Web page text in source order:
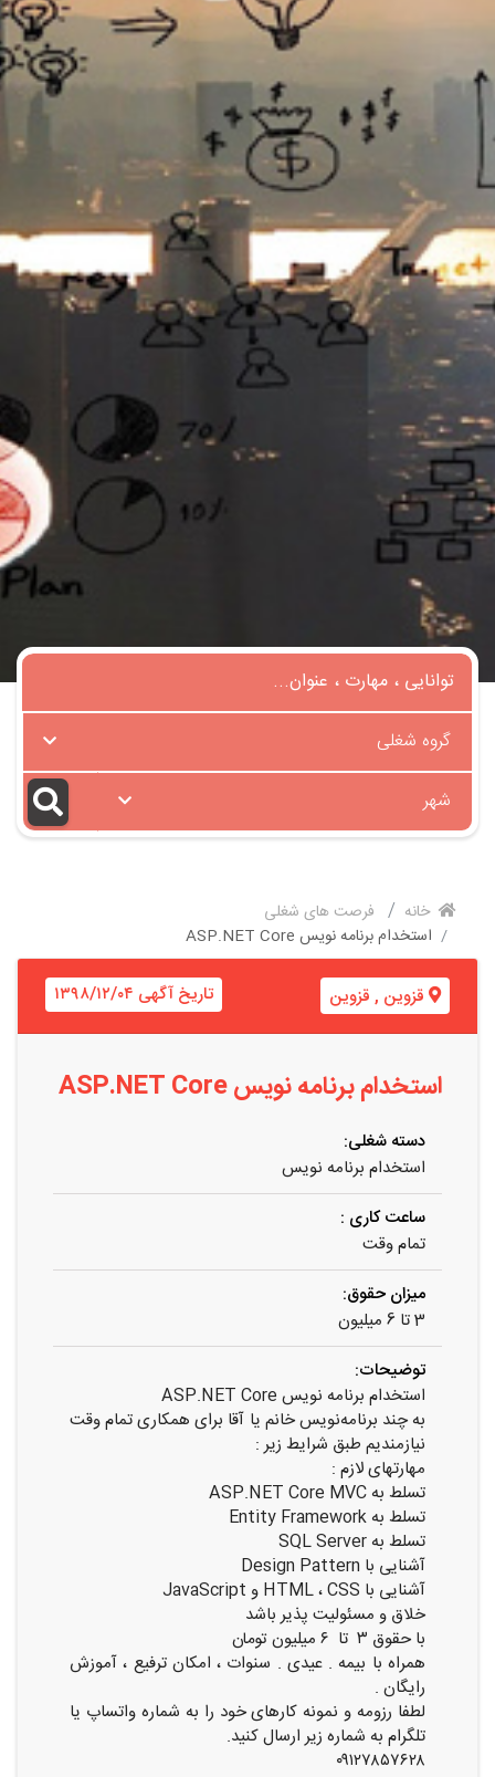
گروه شغلی
شهر
خانه
فرصت های شغلی
استخدام برنامه نویس ASP.NET Core
قزوین , قزوین تاریخ آگهی ۱۳۹۸/۱۲/۰۴
استخدام برنامه نویس ASP.NET Core
دسته شغلی:
استخدام برنامه نویس
ساعت کاری :
تمام وقت
میزان حقوق:
3 تا 6 میلیون
توضیحات:
استخدام برنامه نویس ASP.NET Core
به چند برنامه‌نویس خانم یا آقا برای همکاری تمام وقت
نیازمندیم طبق شرایط زیر :
مهارتهای لازم :
تسلط به ASP.NET Core MVC
تسلط به Entity Framework
تسلط به SQL Server
آشنایی با Design Pattern
آشنایی با HTML ، CSS و JavaScript
خلاق و مسئولیت پذیر باشد
با حقوق ۳ تا ۶ میلیون تومان
همراه با بیمه . عیدی . سنوات ، امکان ترفیع ، آموزش
رایگان .
لطفا رزومه و نمونه کارهای خود را به شماره واتساپ یا
تلگرام به شماره زیر ارسال کنید.
۰۹۱۲۷۸۵۷۶۲۸